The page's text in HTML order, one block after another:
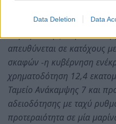
Data Deletion Data
νέα «Patradise Mega Yacht
στη λιμενική ζώνη. Για το
απευθύνεται σε κατόχους
σκαφών -η κυβέρνηση
χρηματοδότηση 12,4
Ταμείο Ανάκαμψης 7 και
αδειοδότησης με ταχύ
προτεραιότητα σε μία